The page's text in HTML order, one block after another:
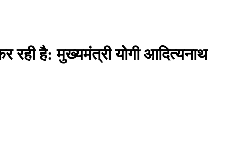
रही है: मुख्यमंत्री योगी आदित्यनाथ